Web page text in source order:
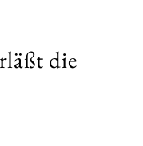
die